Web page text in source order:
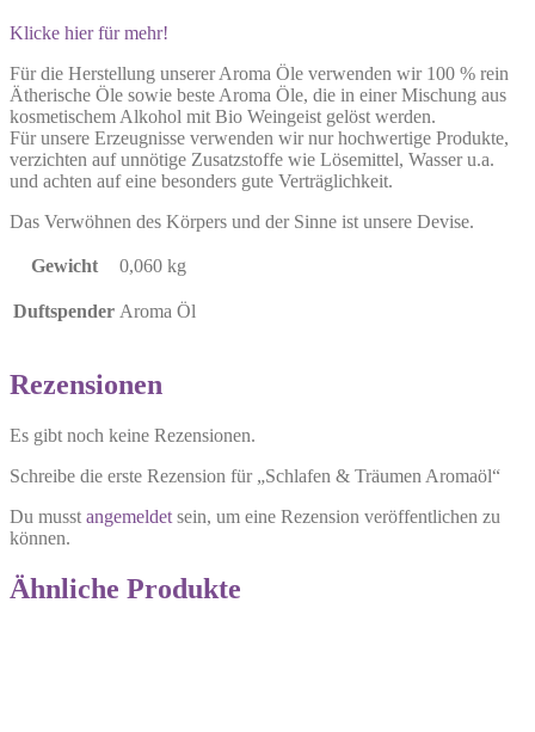
Klicke hier für mehr!
Für die Herstellung unserer Aroma Öle verwenden wir 100 % rein
Ätherische Öle sowie beste Aroma Öle, die in einer Mischung aus
kosmetischem Alkohol mit Bio Weingeist gelöst werden.
Für unsere Erzeugnisse verwenden wir nur hochwertige Produkte,
verzichten auf unnötige Zusatzstoffe wie Lösemittel, Wasser u.a.
und achten auf eine besonders gute Verträglichkeit.
Das Verwöhnen des Körpers und der Sinne ist unsere Devise.
Gewicht 0,060 kg
Duftspender Aroma Öl
Rezensionen
Es gibt noch keine Rezensionen.
Schreibe die erste Rezension für „Schlafen & Träumen Aromaöl“
Du musst angemeldet sein, um eine Rezension veröffentlichen zu
können.
Ähnliche Produkte